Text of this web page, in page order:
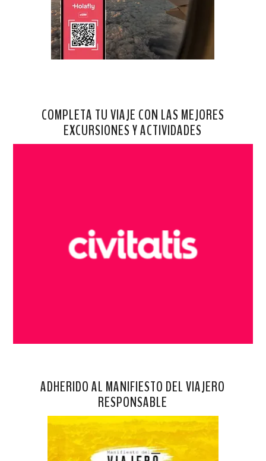
COMPLETA TU VIAJE CON LAS MEJORES
EXCURSIONES Y ACTIVIDADES
ADHERIDO AL MANIFIESTO DEL VIAJERO
RESPONSABLE